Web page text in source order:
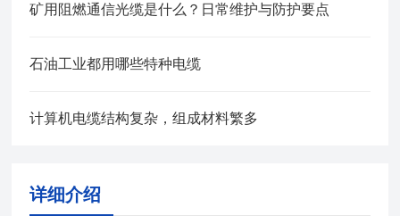
矿用阻燃通信光缆是什么？日常维护与防护要点
石油工业都用哪些特种电缆
计算机电缆结构复杂，组成材料繁多
详细介绍